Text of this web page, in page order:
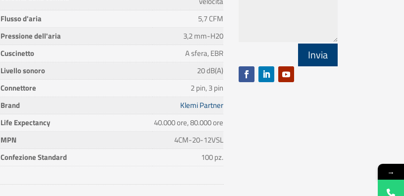
Flusso d'aria
5,7 CFM
Pressione dell'aria
3,2 mm-H20
Cuscinetto
A sfera, EBR
Livello sonoro
20 dB(A)
Connettore
2 pin, 3 pin
Brand
Klemi Partner
Life Expectancy
40.000 ore, 80.000 ore
MPN
4CM-20-12VSL
Confezione Standard
100 pz.
Invia
→